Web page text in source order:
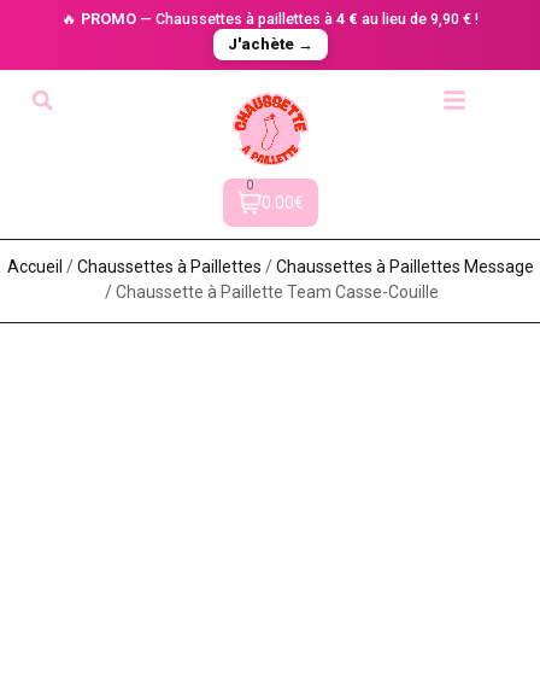
🔥 PROMO — Chaussettes à paillettes à 4 € au lieu de 9,90 € !
J'achète →
0
0.00€
Accueil /Chaussettes à Paillette​s /Chaussettes à Paillettes Message​
/ Chaussette à Paillette Team Casse-Couille